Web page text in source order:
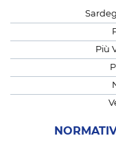
Più